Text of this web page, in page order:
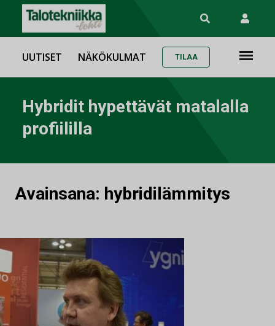
UUTISET NÄKÖKULMAT TILAA
Hybridit hypettävät matalalla
profiililla
Avainsana: hybridilämmitys